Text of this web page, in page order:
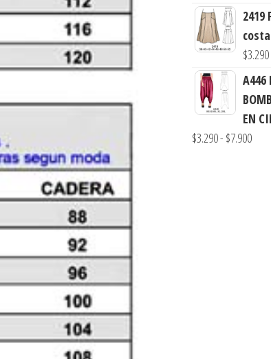
2419
$3.290
A446
EN
$3.290- $7.900Rango